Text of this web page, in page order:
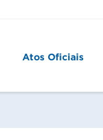
Atos Oficiais